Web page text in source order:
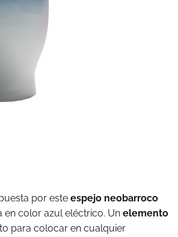
por este espejo neobarroco
en color azul eléctrico. Un elemento
para colocar en cualquier